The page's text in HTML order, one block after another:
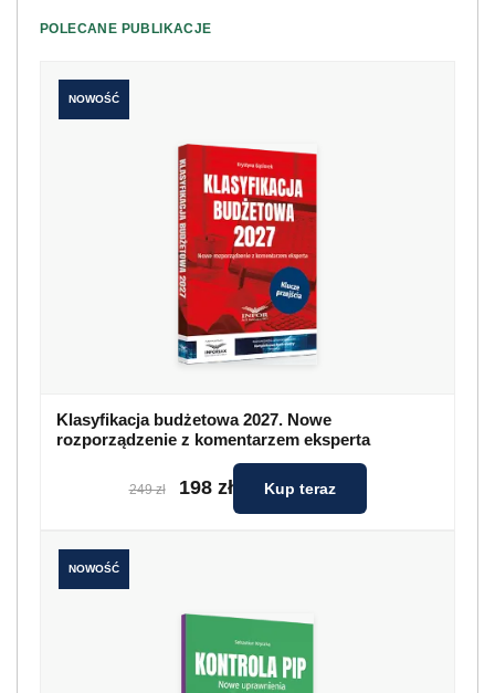
POLECANE PUBLIKACJE
NOWOŚĆ
Klasyfikacja budżetowa 2027. Nowe
rozporządzenie z komentarzem eksperta
249 zł 198 zł Kup teraz
NOWOŚĆ